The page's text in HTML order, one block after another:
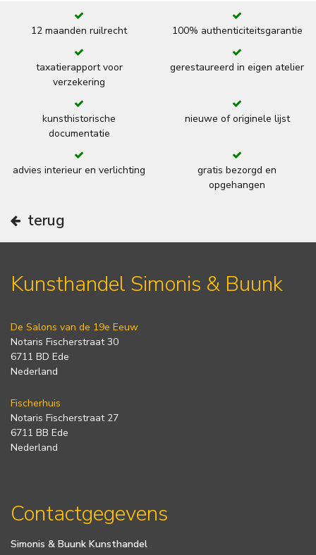
12 maanden ruilrecht 100% authenticiteitsgarantie
taxatierapport voor
verzekering
gerestaureerd in eigen atelier
kunsthistorische
documentatie
nieuwe of originele lijst
advies interieur en verlichting
gratis bezorgd en
opgehangen
terug
Kunsthandel Simonis & Buunk
De Salons van de 19e Eeuw
Notaris Fischerstraat 30
6711 BD Ede
Nederland
Fischerhuis
Notaris Fischerstraat 27
6711 BB Ede
Nederland
Contactgegevens
Simonis & Buunk Kunsthandel